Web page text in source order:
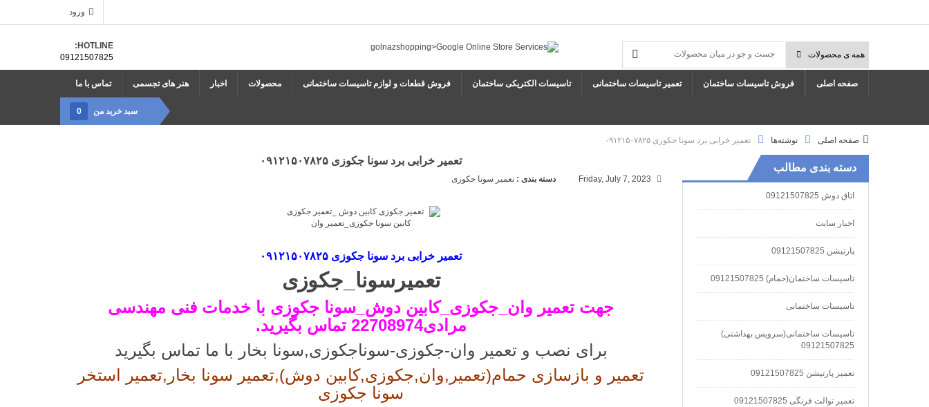
ورود
HOTLINE:
09121507825
صفحه اصلی فروش تاسیسات ساختمان تعمیر تاسیسات ساختمانی تاسیسات الکتریکی ساختمان فروش قطعات و لوازم تاسیسات ساختمانی محصولات اخبار هنر های تجسمی تماس با ما
سبد خرید من 0
صفحه اصلی نوشته‌ها تعمیر خرابی برد سونا جکوزی ۰۹۱۲۱۵۰۷۸۲۵
دسته بندی مطالب
اتاق دوش 09121507825
اخبار سایت
پارتیشن 09121507825
تاسیسات ساختمان(حمام) 09121507825
تاسیسات ساختمانی
تاسیسات ساختمانی(سرویس بهداشتی)
09121507825
تعمیر پارتیشن 09121507825
تعمیر توالت فرنگی 09121507825
تعمیر خرابی برد سونا جکوزی ۰۹۱۲۱۵۰۷۸۲۵
دسته بندی : تعمیر سونا جکوزی
تعمیر خرابی برد سونا جکوزی ۰۹۱۲۱۵۰۷۸۲۵
تعمیرسونا_جکوزی
جهت تعمیر وان_جکوزی_کابین دوش_سونا جکوزی با خدمات فنی مهندسی
مرادی22708974 تماس بگیرید.
برای نصب و تعمیر وان-جکوزی-سوناجکوزی,سونا بخار با ما تماس بگیرید
تعمیر و بازسازی حمام(تعمیر,وان,جکوزی,کابین دوش),تعمیر سونا بخار,تعمیر استخر
سونا جکوزی